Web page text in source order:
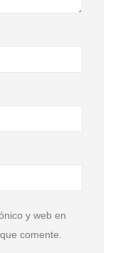
y web en
comente.